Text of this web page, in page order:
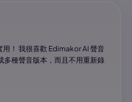
！ 我很喜歡 Edimakor AI 聲音
多種聲音版本，而且不用重新錄